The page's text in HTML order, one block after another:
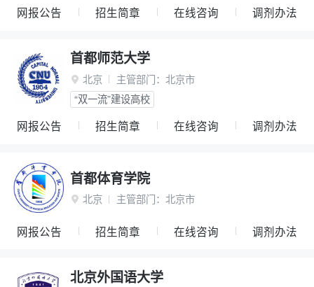
网报公告 招生简章 在线咨询 调剂办法
首都师范大学
 北京 主管部门： 北京市
“双一流”建设高校
网报公告 招生简章 在线咨询 调剂办法
首都体育学院
 北京 主管部门： 北京市
网报公告 招生简章 在线咨询 调剂办法
北京外国语大学